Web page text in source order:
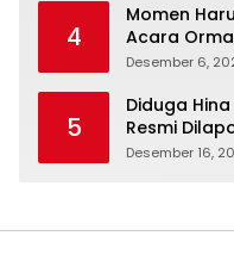
4
Momen
Acara
Peci Hitam
Desember 6,
5
Diduga
Resmi
Desember 16,